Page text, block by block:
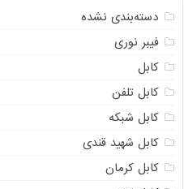
دسته‌بندی نشده
فیبر نوری
کابل
کابل تلفن
کابل شبکه
کابل شهید قندی
کابل کرمان